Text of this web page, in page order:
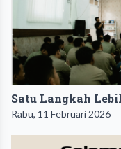
Satu Langkah
Rabu, 11 Februari 2026